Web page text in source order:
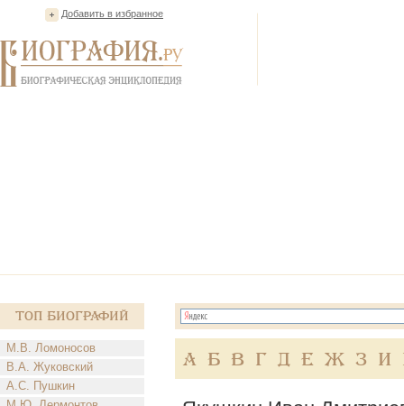
Добавить в избранное
Топ Биографий
М.В. Ломоносов
В.А. Жуковский
А.С. Пушкин
А Б В Г Д Е Ж З И